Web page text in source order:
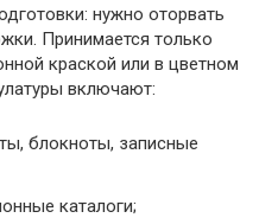
нужно оторвать
Принимается только
краской или в цветном
включают:
блокноты, записные
каталоги;